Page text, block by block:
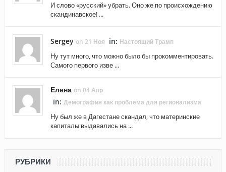
И слово «русский» убрать. Оно же по происхождению
скандинавское! ...
Sergey on 21 Ноя in: Настоящий Трамп
Ну тут много, что можно было бы прокомментировать.
Самого первого изве ...
Елена on 04 Апр
in: Демография как проблема для регионализма
Ну был же в Дагестане скандал, что материнские
капиталы выдавались на ...
РУБРИКИ